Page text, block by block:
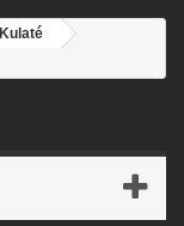
Kulaté